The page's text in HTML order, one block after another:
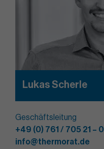
Lukas Scherle
Geschäftsleitung
+49 (0) 761 / 705 21 – 0
info@thermorat.de